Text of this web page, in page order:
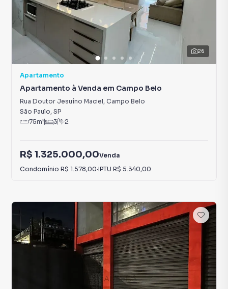
26
Apartamento
Apartamento à Venda em Campo Belo
Rua Doutor Jesuíno Maciel, Campo Belo
São Paulo, SP
75m² 3 2
R$ 1.325.000,00Venda
Condomínio R$ 1.578,00·IPTU R$ 5.340,00